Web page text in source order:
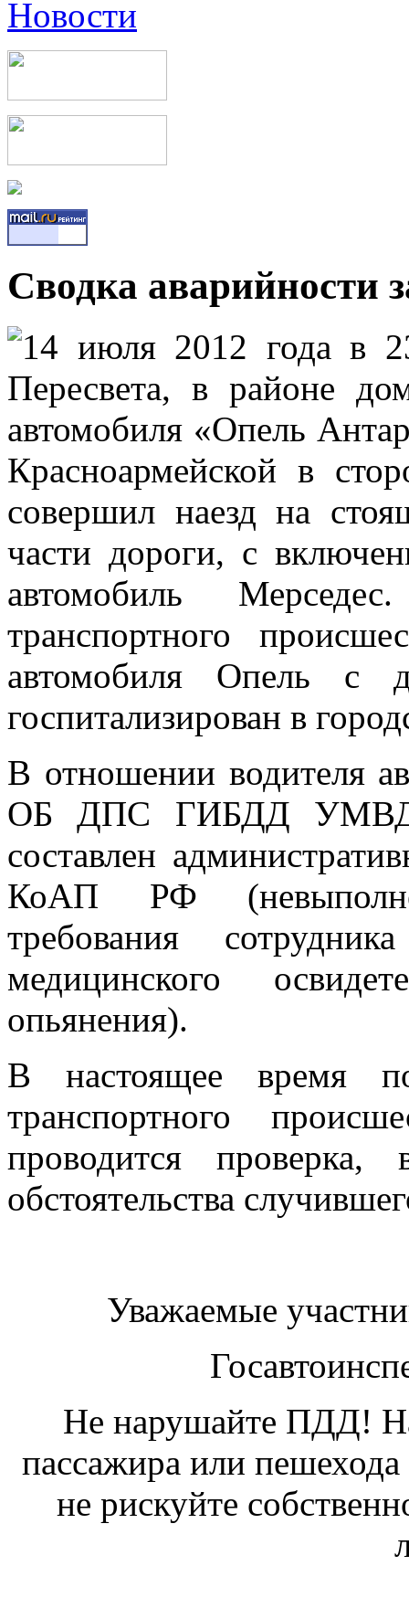
Сводка аварийности
14 июля 2012 года в
Пересвета, в районе
автомобиля «Опель
Красноармейской в
совершил наезд на
части дороги, с
автомобиль
транспортного
автомобиля Опель
госпитализирован в
В отношении водителя
ОБ ДПС ГИБДД УМВД
составлен
КоАП РФ
требования
медицинского
опьянения).
В настоящее время
транспортного
проводится
обстоятельства
Уважаемые
Не нарушайте ПДД!
пассажира или
не рискуйте